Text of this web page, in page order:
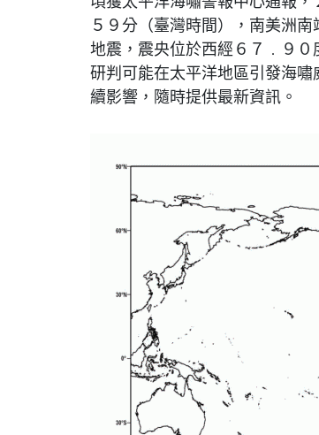
５９分（臺灣時間），南美洲
地震，震央位於西經６７﹒９
研判可能在太平洋地區引發海
續影響，隨時提供最新資訊。